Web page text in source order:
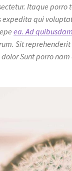
Itaque
qui
ea. Ad
Sit
Sunt porro